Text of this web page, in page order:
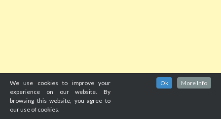
We use cookies to improve your
experience on our website. By
browsing this website, you agree to
our use of cookies.
Ok More Info